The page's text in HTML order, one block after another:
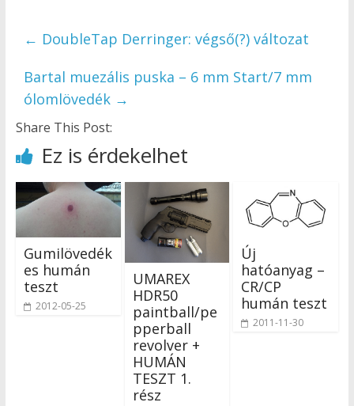
← DoubleTap Derringer: végső(?) változat
Bartal muezális puska – 6 mm Start/7 mm
ólomlövedék →
Share This Post:
Ez is érdekelhet
Gumilövedék
es humán
teszt
2012-05-25
UMAREX
HDR50
paintball/pe
pperball
revolver +
HUMÁN
TESZT 1.
rész
Új
hatóanyag –
CR/CP
humán teszt
2011-11-30